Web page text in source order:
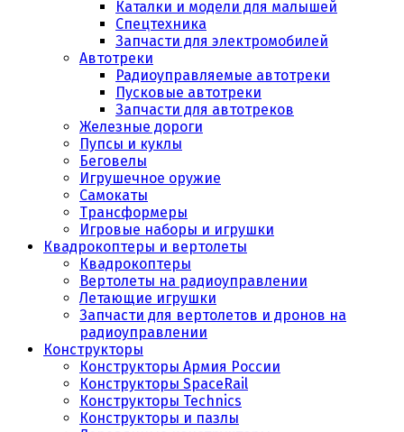
Каталки и модели для малышей
Спецтехника
Запчасти для электромобилей
Автотреки
Радиоуправляемые автотреки
Пусковые автотреки
Запчасти для автотреков
Железные дороги
Пупсы и куклы
Беговелы
Игрушечное оружие
Самокаты
Трансформеры
Игровые наборы и игрушки
Квадрокоптеры и вертолеты
Квадрокоптеры
Вертолеты на радиоуправлении
Летающие игрушки
Запчасти для вертолетов и дронов на
радиоуправлении
Конструкторы
Конструкторы Армия России
Конструкторы SpaceRail
Конструкторы Technics
Конструкторы и пазлы